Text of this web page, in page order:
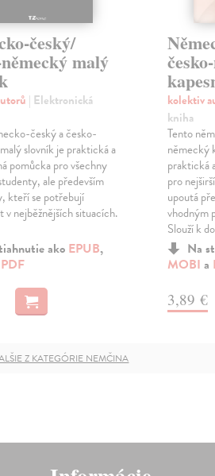
český/
malý
| Elektronická
český a česko-
slovník je praktická a
pomůcka pro všechny
ale především
kteří se potřebují
v nejběžnějších situacích.
ako EPUB,
PDF
kolektiv
kniha
Tento
německý
praktická
pro
upoutá
vhodným
Slouží k
Na
MOBI a
3,89 €
Z KATEGÓRIE NEMČINA